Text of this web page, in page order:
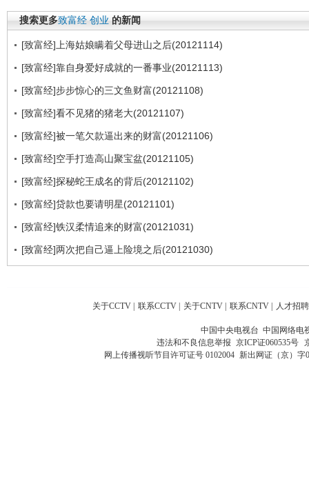
搜索更多致富经 创业 的新闻
[致富经]上海姑娘瞒着父母进山之后(20121114)
[致富经]靠自身爱好成就的一番事业(20121113)
[致富经]步步惊心的三文鱼财富(20121108)
[致富经]看不见猪的猪老大(20121107)
[致富经]被一笔欠款逼出来的财富(20121106)
[致富经]空手打造高山聚宝盆(20121105)
[致富经]探秘蛇王成名的背后(20121102)
[致富经]贷款也要请明星(20121101)
[致富经]铁汉柔情追来的财富(20121031)
[致富经]两次把自己逼上险境之后(20121030)
关于CCTV 联系CCTV 关于CNTV 联系CNTV 人才招聘
中国中央电视台 中国网络电
违法和不良信息举报 京ICP证060535号
网上传播视听节目许可证号 0102004 新出网证（京）